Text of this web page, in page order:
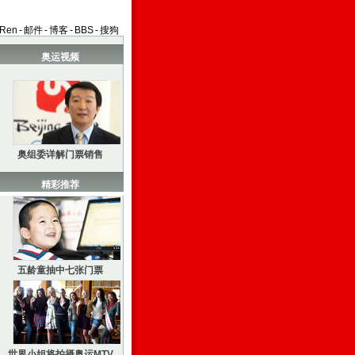
-邮件-博客- BBS-搜狗
奥运视频
奥组委详解门票销售
精彩推荐
五龄童抽中七张门票